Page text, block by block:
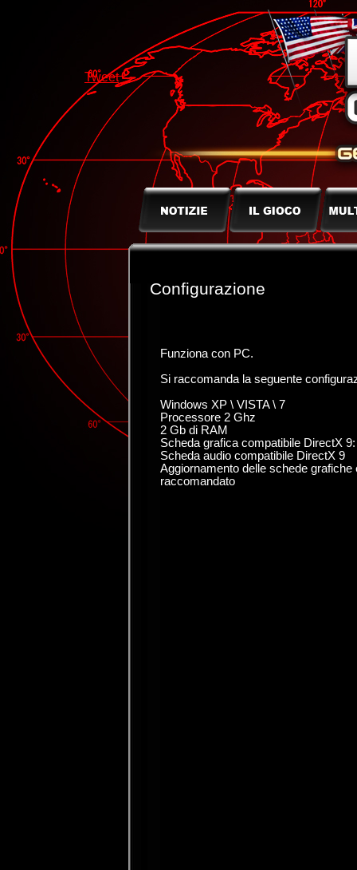
Tweet
Configurazione
Funziona con PC.
Si raccomanda la seguente
Windows XP \ VISTA \ 7
Processore 2 Ghz
2 Gb di RAM
Scheda grafica compatibile DirectX
Scheda audio compatibile DirectX 9
Aggiornamento delle schede grafiche
raccomandato